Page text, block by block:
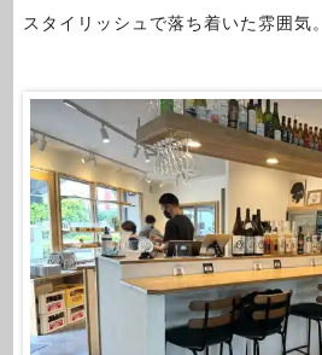
スタイリッシュで落ち着いた雰囲気。